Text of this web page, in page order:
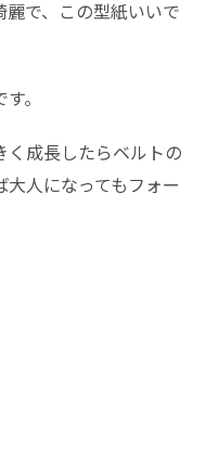
で、この型紙いいで
。
く成長したらベルトの
人になってもフォー